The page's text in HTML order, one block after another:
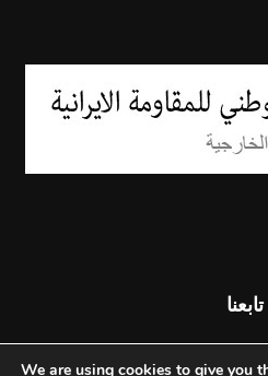
تابعنا
We are using cookies to give you